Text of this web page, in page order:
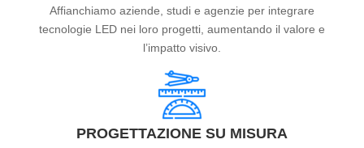
Affianchiamo aziende, studi e agenzie per integrare
tecnologie LED nei loro progetti, aumentando il valore e
l’impatto visivo.
PROGETTAZIONE SU MISURA